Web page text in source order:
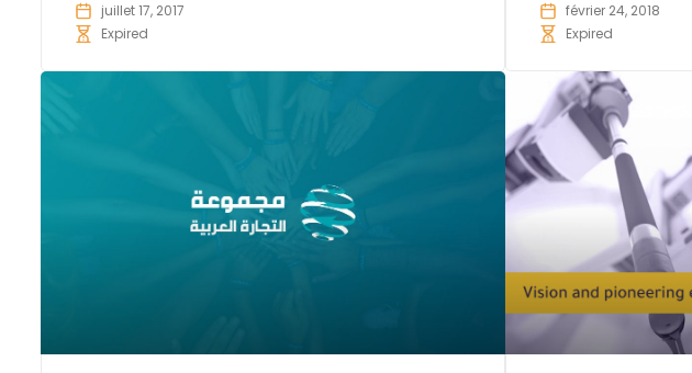
juillet 17, 2017
Expired
février 24, 2018
Expired